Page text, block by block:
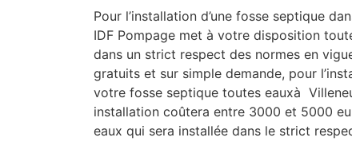
Pour l’installation d’une fosse septique
IDF Pompage met à votre disposition
dans un strict respect des normes en
gratuits et sur simple demande, pour
votre fosse septique toutes eauxà
installation coûtera entre 3000 et 5000
eaux qui sera installée dans le strict